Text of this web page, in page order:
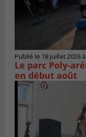
Publié le 18 juillet 2026
Le parc Poly-
en début août